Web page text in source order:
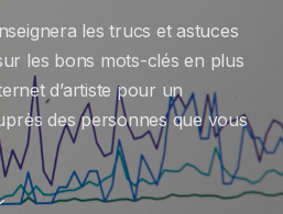
les trucs et astuces
les bons mots-clés en plus
d’artiste pour un
des personnes que vous